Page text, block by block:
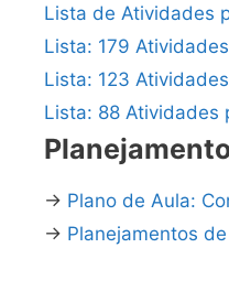
Lista de Atividades
Lista: 179
Lista: 123
Lista: 88 Atividades
→ Plano de Aula:
→ Planejamentos